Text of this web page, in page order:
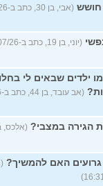
חושש
(יוני, בן 19, כתב ב-20/07/26 17:02)
ילדים שבאים לי
הגירה במצבי?
גרועים האם להמשיך?